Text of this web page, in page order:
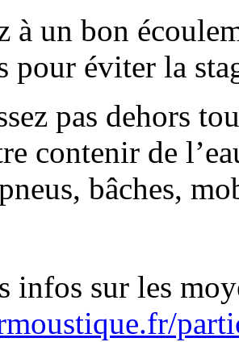
un bon
pour éviter la
pas dehors
contenir de
bâches,
infos sur les